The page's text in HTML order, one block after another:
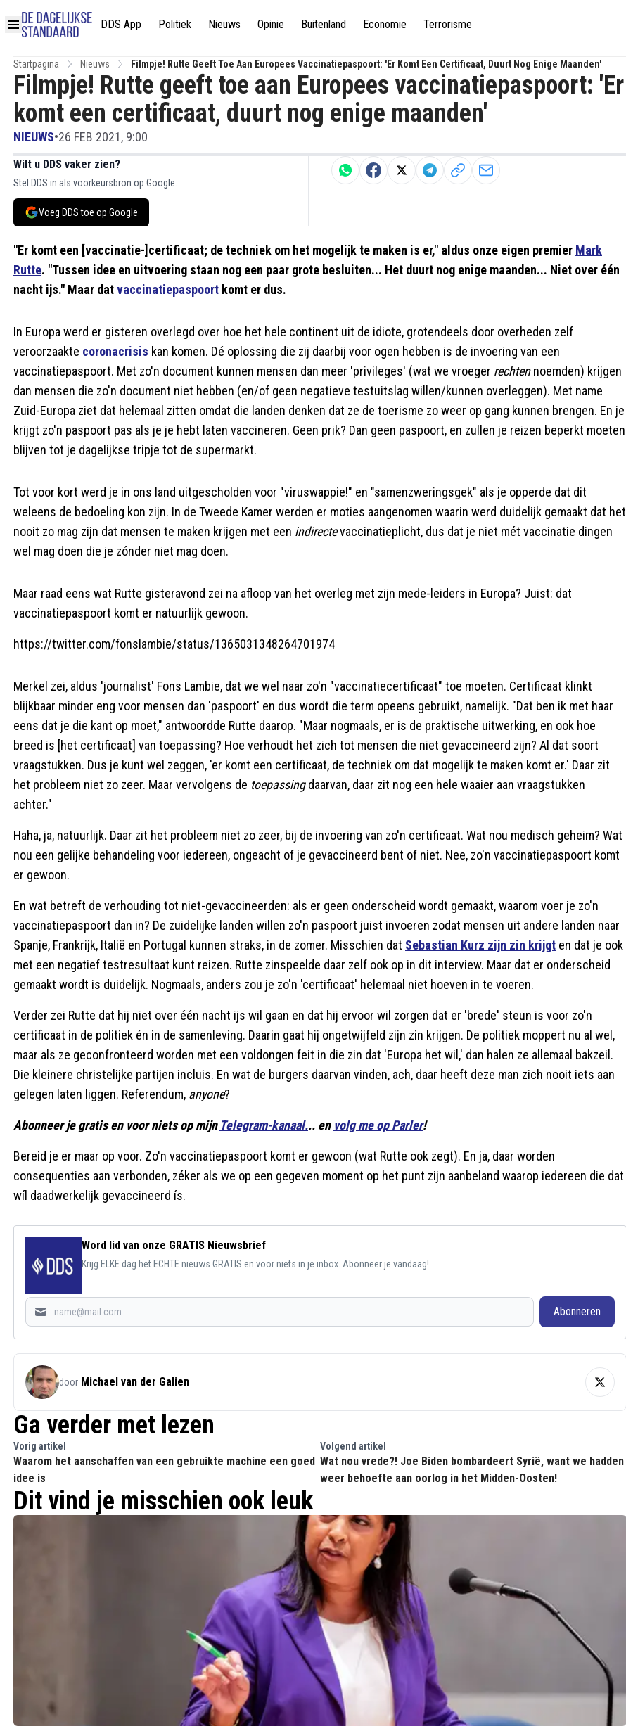
DDS App Politiek Nieuws Opinie Buitenland Economie Terrorisme
Startpagina Nieuws Filmpje! Rutte Geeft Toe Aan Europees Vaccinatiepaspoort: 'Er Komt Een Certificaat, Duurt Nog Enige Maanden'
Filmpje! Rutte geeft toe aan Europees vaccinatiepaspoort: 'Er
komt een certificaat, duurt nog enige maanden'
NIEUWS•26 FEB 2021, 9:00
Wilt u DDS vaker zien?
Stel DDS in als voorkeursbron op Google.
Voeg DDS toe op Google
"Er komt een [vaccinatie-]certificaat; de techniek om het mogelijk te maken is er," aldus onze eigen premier Mark
Rutte. "Tussen idee en uitvoering staan nog een paar grote besluiten... Het duurt nog enige maanden... Niet over één
nacht ijs." Maar datvaccinatiepaspoort komt er dus.
In Europa werd er gisteren overlegd over hoe het hele continent uit de idiote, grotendeels door overheden zelf
veroorzaakte coronacrisis kan komen. Dé oplossing die zij daarbij voor ogen hebben is de invoering van een
vaccinatiepaspoort. Met zo'n document kunnen mensen dan meer 'privileges' (wat we vroeger rechtennoemden) krijgen
dan mensen die zo'n document niet hebben (en/of geen negatieve testuitslag willen/kunnen overleggen). Met name
Zuid-Europa ziet dat helemaal zitten omdat die landen denken dat ze de toerisme zo weer op gang kunnen brengen. En je
krijgt zo'n paspoort pas als je je hebt laten vaccineren. Geen prik? Dan geen paspoort, en zullen je reizen beperkt moeten
blijven tot je dagelijkse tripje tot de supermarkt.
Tot voor kort werd je in ons land uitgescholden voor "viruswappie!" en "samenzweringsgek" als je opperde dat dit
weleens de bedoeling kon zijn. In de Tweede Kamer werden er moties aangenomen waarin werd duidelijk gemaakt dat het
nooit zo mag zijn dat mensen te maken krijgen met een indirectevaccinatieplicht, dus dat je niet mét vaccinatie dingen
wel mag doen die je zónder niet mag doen.
Maar raad eens wat Rutte gisteravond zei na afloop van het overleg met zijn mede-leiders in Europa? Juist: dat
vaccinatiepaspoort komt er natuurlijk gewoon.
https://twitter.com/fonslambie/status/1365031348264701974
Merkel zei, aldus 'journalist' Fons Lambie, dat we wel naar zo'n "vaccinatiecertificaat" toe moeten. Certificaat klinkt
blijkbaar minder eng voor mensen dan 'paspoort' en dus wordt die term opeens gebruikt, namelijk. "Dat ben ik met haar
eens dat je die kant op moet," antwoordde Rutte daarop. "Maar nogmaals, er is de praktische uitwerking, en ook hoe
breed is [het certificaat] van toepassing? Hoe verhoudt het zich tot mensen die niet gevaccineerd zijn? Al dat soort
vraagstukken. Dus je kunt wel zeggen, 'er komt een certificaat, de techniek om dat mogelijk te maken komt er.' Daar zit
het probleem niet zo zeer. Maar vervolgens de toepassingdaarvan, daar zit nog een hele waaier aan vraagstukken
achter."
Haha, ja, natuurlijk. Daar zit het probleem niet zo zeer, bij de invoering van zo'n certificaat. Wat nou medisch geheim? Wat
nou een gelijke behandeling voor iedereen, ongeacht of je gevaccineerd bent of niet. Nee, zo'n vaccinatiepaspoort komt
er gewoon.
En wat betreft de verhouding tot niet-gevaccineerden: als er geen onderscheid wordt gemaakt, waarom voer je zo'n
vaccinatiepaspoort dan in? De zuidelijke landen willen zo'n paspoort juist invoeren zodat mensen uit andere landen naar
Spanje, Frankrijk, Italië en Portugal kunnen straks, in de zomer. Misschien dat Sebastian Kurz zijn zin krijgt en dat je ook
met een negatief testresultaat kunt reizen. Rutte zinspeelde daar zelf ook op in dit interview. Maar dat er onderscheid
gemaakt wordt is duidelijk. Nogmaals, anders zou je zo'n 'certificaat' helemaal niet hoeven in te voeren.
Verder zei Rutte dat hij niet over één nacht ijs wil gaan en dat hij ervoor wil zorgen dat er 'brede' steun is voor zo'n
certificaat in de politiek én in de samenleving. Daarin gaat hij ongetwijfeld zijn zin krijgen. De politiek moppert nu al wel,
maar als ze geconfronteerd worden met een voldongen feit in die zin dat 'Europa het wil,' dan halen ze allemaal bakzeil.
Die kleinere christelijke partijen incluis. En wat de burgers daarvan vinden, ach, daar heeft deze man zich nooit iets aan
gelegen laten liggen. Referendum, anyone?
Abonneer je gratis en voor niets op mijn Telegram-kanaal... en volg me op Parler!
Bereid je er maar op voor. Zo'n vaccinatiepaspoort komt er gewoon (wat Rutte ook zegt). En ja, daar worden
consequenties aan verbonden, zéker als we op een gegeven moment op het punt zijn aanbeland waarop iedereen die dat
wíl daadwerkelijk gevaccineerd ís.
Word lid van onze GRATIS Nieuwsbrief
Krijg ELKE dag het ECHTE nieuws GRATIS en voor niets in je inbox. Abonneer je vandaag!
Abonneren
door Michael van der Galien
Ga verder met lezen
Vorig artikel
Waarom het aanschaffen van een gebruikte machine een goed
idee is
Volgend artikel
Wat nou vrede?! Joe Biden bombardeert Syrië, want we hadden
weer behoefte aan oorlog in het Midden-Oosten!
Dit vind je misschien ook leuk